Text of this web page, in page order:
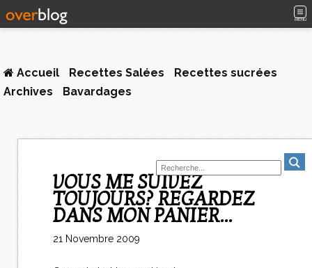
MENU
Accueil Recettes Salées
Recettes sucrées
Archives
Bavardages
VOUS ME SUIVEZ
TOUJOURS? REGARDEZ
DANS MON PANIER...
21 Novembre 2009